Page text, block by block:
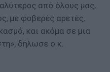
από όλους μας,
με φοβερές αρετές,
και ακόμα σε μια
δήλωσε ο κ.